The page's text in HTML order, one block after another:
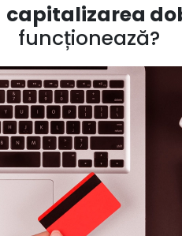
capitalizarea
funcționează?